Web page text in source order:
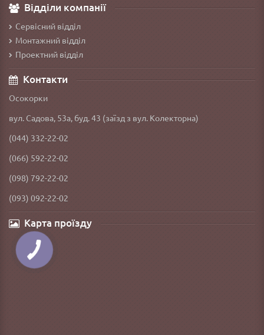
Відділи компанії
Сервісний відділ
Монтажний відділ
Проектний відділ
Контакти
Осокорки
вул. Садова, 53а, буд. 43 (заїзд з вул. Колекторна)
(044) 332-22-02
(066) 592-22-02
(098) 792-22-02
(093) 092-22-02
Карта проїзду